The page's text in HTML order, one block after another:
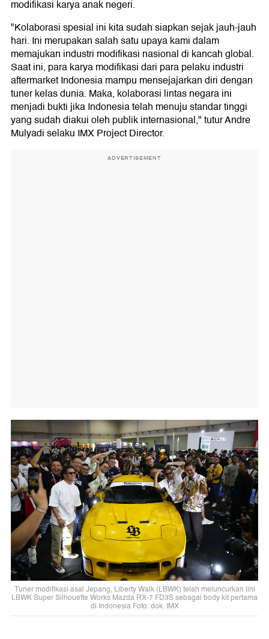
modifikasi karya anak negeri.
"Kolaborasi spesial ini kita sudah siapkan sejak jauh-jauh
hari. Ini merupakan salah satu upaya kami dalam
memajukan industri modifikasi nasional di kancah global.
Saat ini, para karya modifikasi dari para pelaku industri
aftermarket Indonesia mampu mensejajarkan diri dengan
tuner kelas dunia. Maka, kolaborasi lintas negara ini
menjadi bukti jika Indonesia telah menuju standar tinggi
yang sudah diakui oleh publik internasional," tutur Andre
Mulyadi selaku IMX Project Director.
ADVERTISEMENT
Tuner modifikasi asal Jepang, Liberty Walk (LBWK) telah meluncurkan lini
LBWK Super Silhouette Works Mazda RX-7 FD3S sebagai body kit pertama
di Indonesia Foto: dok. IMX